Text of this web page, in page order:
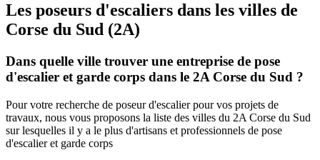
Les poseurs d'escaliers dans les villes de
Corse du Sud (2A)
Dans quelle ville trouver une entreprise de pose
d'escalier et garde corps dans le 2A Corse du Sud ?
Pour votre recherche de poseur d'escalier pour vos projets de
travaux, nous vous proposons la liste des villes du 2A Corse du Sud
sur lesquelles il y a le plus d'artisans et professionnels de pose
d'escalier et garde corps